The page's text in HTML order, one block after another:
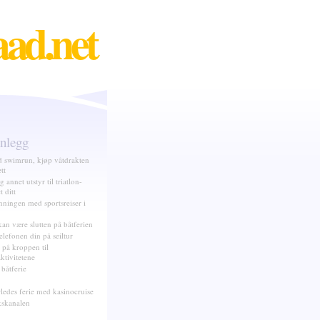
swimrun, kjøp våtdrakten
annet utstyr til triatlon-
ditt
med sportsreiser i
være slutten på båtferien
din på seiltur
på kroppen til
ferie med kasinocruise